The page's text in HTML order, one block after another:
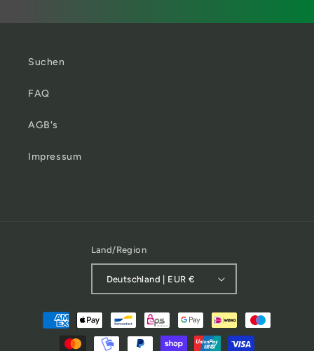
Suchen
FAQ
AGB's
Impressum
Land/Region
Deutschland | EUR €
Zahlungsmethoden